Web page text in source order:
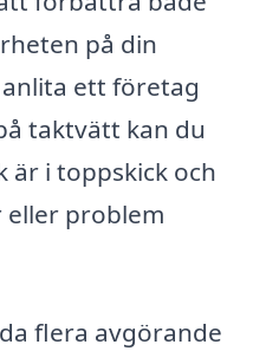
på din
ett företag
taktvätt kan du
är i toppskick och
eller problem
flera avgörande